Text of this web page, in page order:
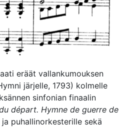
eräät vallankumouksen
järjelle, 1793) kolmelle
sinfonian finaalin
départ. Hymne de guerre de
puhallinorkesterille sekä